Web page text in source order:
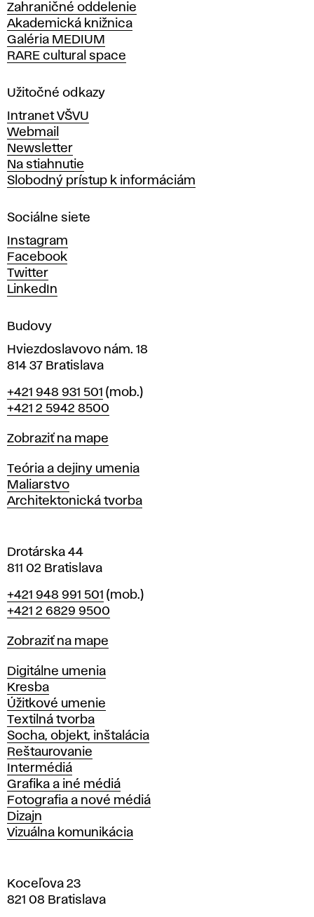
á
š
k
o
a
ý
t
v
a
r
ý
c
h
u
m
e
í
v
r
a
i
l
a
v
Zahraničné oddelenie
Akademická knižnica
Galéria MEDIUM
RARE cultural space
Užitočné odkazy
Intranet VŠVU
Webmail
Newsletter
Na stiahnutie
Slobodný prístup k informáciám
Sociálne siete
Instagram
Facebook
Twitter
LinkedIn
Budovy
Hviezdoslavovo nám. 18
814 37 Bratislava
Telefón
+421 948 931 501 (mob.)
+421 2 5942 8500
Mapa
Zobraziť na mape
Katedry
Teória a dejiny umenia
Maliarstvo
Architektonická tvorba
Drotárska 44
811 02 Bratislava
Telefón
+421 948 991 501 (mob.)
+421 2 6829 9500
Mapa
Zobraziť na mape
Katedry
Digitálne umenia
Kresba
Úžitkové umenie
Textilná tvorba
Socha, objekt, inštalácia
Reštaurovanie
Intermédiá
Grafika a iné médiá
Fotografia a nové médiá
Dizajn
Vizuálna komunikácia
Koceľova 23
821 08 Bratislava